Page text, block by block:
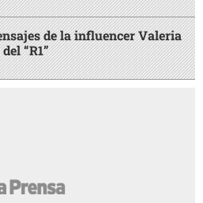
de la influencer Valeria
“R1”